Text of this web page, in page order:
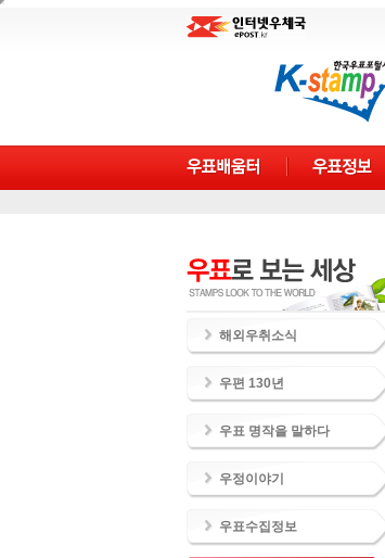
해외우취소식
우편 130년
우표 명작을 말하다
우정이야기
우표수집정보